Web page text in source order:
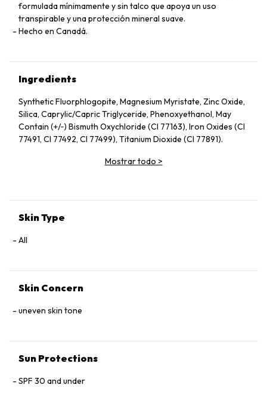
formulada mínimamente y sin talco que apoya un uso
transpirable y una protección mineral suave.
Hecho en Canadá.
Ingredients
Synthetic Fluorphlogopite, Magnesium Myristate, Zinc Oxide,
Silica, Caprylic/Capric Triglyceride, Phenoxyethanol, May
Contain (+/‑) Bismuth Oxychloride (CI 77163), Iron Oxides (CI
77491, CI 77492, CI 77499), Titanium Dioxide (CI 77891).
Mostrar todo >
Skin Type
All
Skin Concern
uneven skin tone
Sun Protections
SPF 30 and under